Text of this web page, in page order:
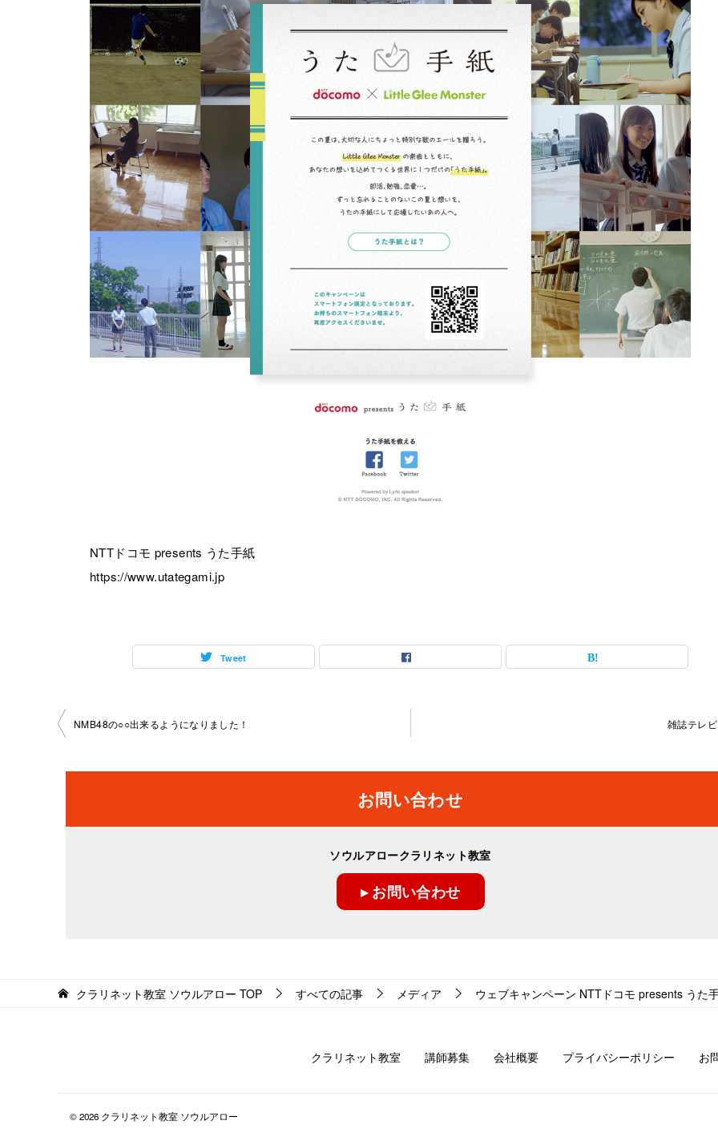
NTTドコモ presents うた手紙
https://www.utategami.jp
Tweet
投
ビ
ン
NMB48の○○出来るようになりました！ 雑誌テレ
お問い合わせ
ソウルアロークラリネット教室
▸ お問い合わせ
クラリネット教室 ソウルアロー TOP すべての記事 メディア ウェブキャンペーン NTTドコモ presents うた
クラリネット教室 講師募集 会社概要 プライバシーポリシー お
© 2026 クラリネット教室 ソウルアロー